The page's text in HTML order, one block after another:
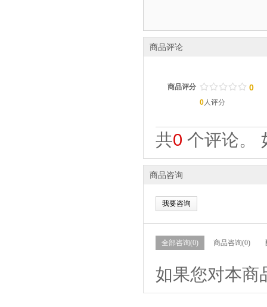
商品评论
商品评分 / / / / /
. . . . . 0
0人评分
共0 个评论。
商品咨询
我要咨询
全部咨询(0) 商品咨询(0)
如果您对本商